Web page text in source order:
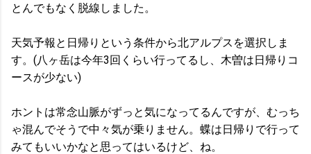
とんでもなく脱線しました。
天気予報と日帰りという条件から北アルプスを選択しま
す。(八ヶ岳は今年3回くらい行ってるし、木曽は日帰りコ
ースが少ない)
ホントは常念山脈がずっと気になってるんですが、むっち
ゃ混んでそうで中々気が乗りません。蝶は日帰りで行って
みてもいいかなと思ってはいるけど、ね。